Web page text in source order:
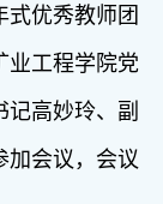
式优秀教师团
业工程学院党
高妙玲、副
加会议，会议